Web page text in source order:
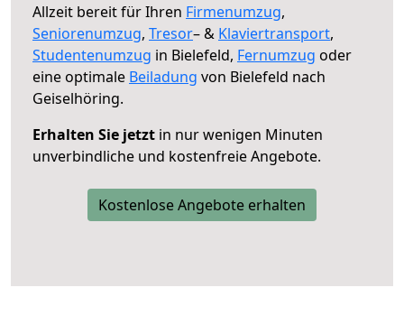
Allzeit bereit für Ihren Firmenumzug,
Seniorenumzug, Tresor– & Klaviertransport,
Studentenumzug in Bielefeld, Fernumzug oder
eine optimale Beiladung von Bielefeld nach
Geiselhöring.
Erhalten Sie jetzt in nur wenigen Minuten
unverbindliche und kostenfreie Angebote.
Kostenlose Angebote erhalten